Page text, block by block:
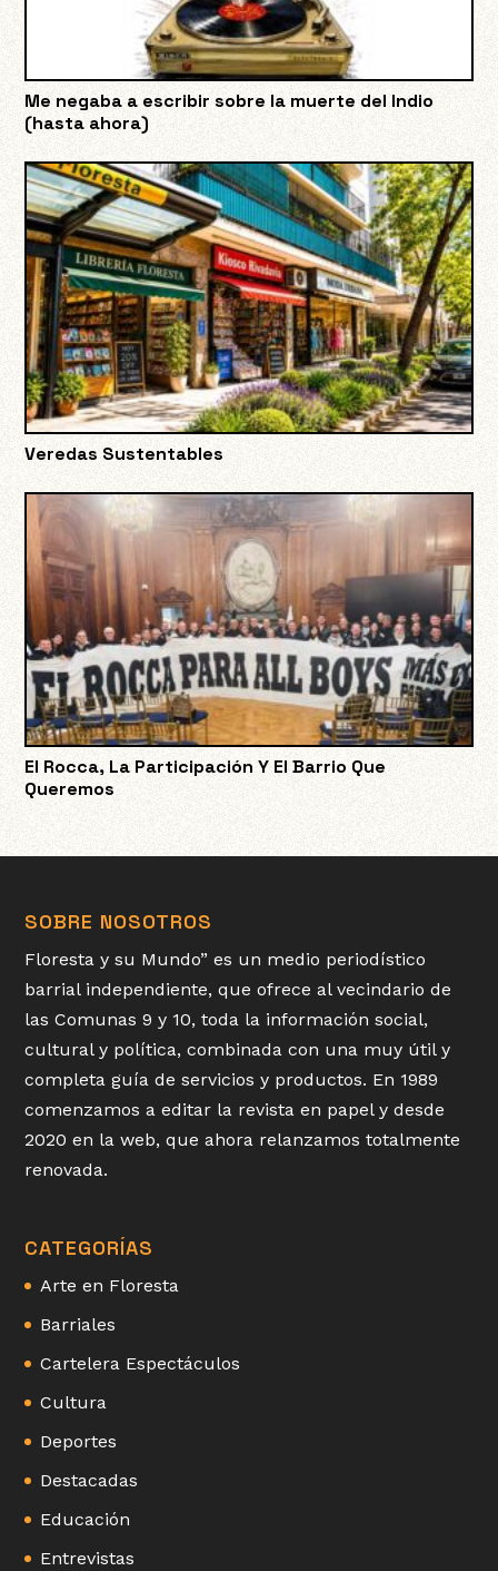
Me negaba a escribir sobre la muerte del Indio
(hasta ahora)
Veredas Sustentables
El Rocca, La Participación Y El Barrio Que
Queremos
SOBRE NOSOTROS
Floresta y su Mundo” es un medio periodístico
barrial independiente, que ofrece al vecindario de
las Comunas 9 y 10, toda la información social,
cultural y política, combinada con una muy útil y
completa guía de servicios y productos. En 1989
comenzamos a editar la revista en papel y desde
2020 en la web, que ahora relanzamos totalmente
renovada.
CATEGORÍAS
Arte en Floresta
Barriales
Cartelera Espectáculos
Cultura
Deportes
Destacadas
Educación
Entrevistas